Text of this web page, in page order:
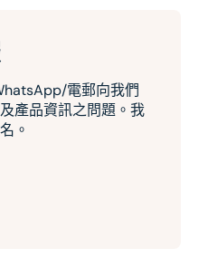
電郵向我們
產品資訊之問題。我
。